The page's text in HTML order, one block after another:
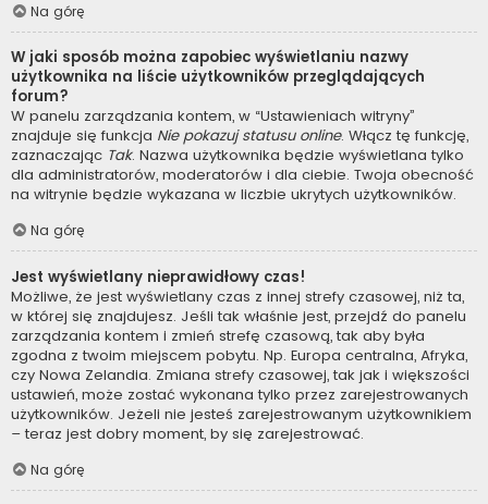
Na górę
W jaki sposób można zapobiec wyświetlaniu nazwy
użytkownika na liście użytkowników przeglądających
forum?
W panelu zarządzania kontem, w “Ustawieniach witryny”
znajduje się funkcja Nie pokazuj statusu online. Włącz tę funkcję,
zaznaczając Tak. Nazwa użytkownika będzie wyświetlana tylko
dla administratorów, moderatorów i dla ciebie. Twoja obecność
na witrynie będzie wykazana w liczbie ukrytych użytkowników.
Na górę
Jest wyświetlany nieprawidłowy czas!
Możliwe, że jest wyświetlany czas z innej strefy czasowej, niż ta,
w której się znajdujesz. Jeśli tak właśnie jest, przejdź do panelu
zarządzania kontem i zmień strefę czasową, tak aby była
zgodna z twoim miejscem pobytu. Np. Europa centralna, Afryka,
czy Nowa Zelandia. Zmiana strefy czasowej, tak jak i większości
ustawień, może zostać wykonana tylko przez zarejestrowanych
użytkowników. Jeżeli nie jesteś zarejestrowanym użytkownikiem
– teraz jest dobry moment, by się zarejestrować.
Na górę